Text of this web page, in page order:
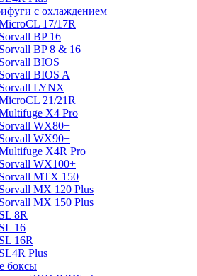
с охлаждением
17/17R
Sorvall BP 16
Sorvall BP 8 & 16
Sorvall BIOS
Sorvall BIOS A
Sorvall LYNX
21/21R
X4 Pro
Sorvall WX80+
Sorvall WX90+
X4R Pro
Sorvall WX100+
Sorvall МТХ 150
Sorvall МХ 120 Plus
Sorvall МХ 150 Plus
SL 8R
SL 16
SL 16R
SL4R Plus
боксы